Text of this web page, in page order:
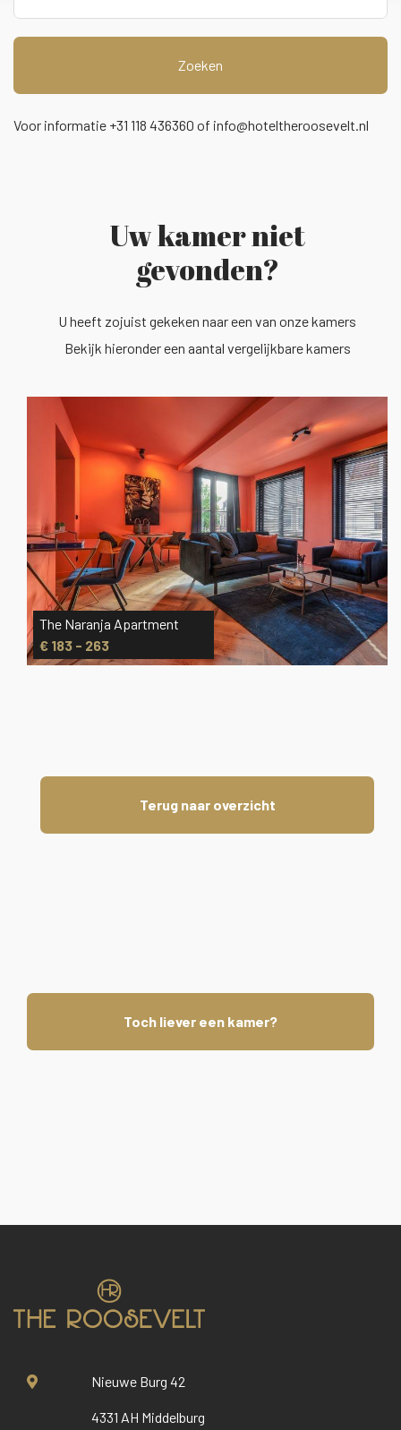
Zoeken
Voor informatie +31 118 436360 of info@hoteltheroosevelt.nl
Uw kamer niet
gevonden?
U heeft zojuist gekeken naar een van onze kamers
Bekijk hieronder een aantal vergelijkbare kamers
The Mint Apartment
Terug naar overzicht
Toch liever een kamer?
Nieuwe Burg 42
4331 AH Middelburg